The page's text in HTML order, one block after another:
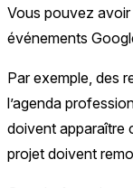
Vous pouvez
événements
Par exemple, des
l’agenda
doivent apparaître
projet doivent